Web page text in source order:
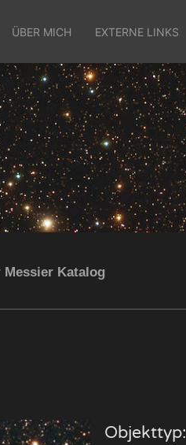
ÜBER MICH EXTERNE LINKS
Katalog
Objekttyp: